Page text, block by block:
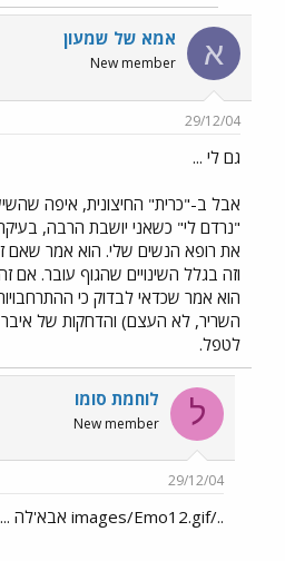
א אמא של שמעון
New member
29/12/04
גם לי ...
אבל ב-"כרית" החיצונית, איפה
"נרדם לי" כשאני יושבת הרבה,
את רופא הנשים שלי. הוא אמר שאם
וזה בגלל השינויים שהגוף עובר.
הוא אמר שכדאי לבדוק כי
השריר, לא העצם) והדחקות של
לטפל.
ל לוחמת סומו
New member
29/12/04
../images/Emo12.gif אבא'לה .....